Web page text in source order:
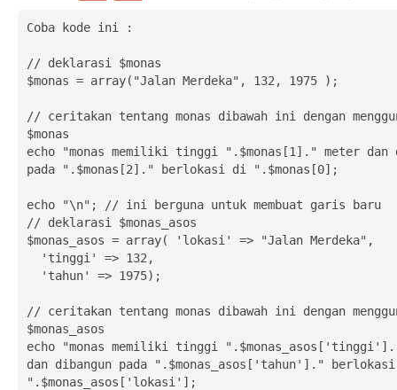
Coba kode ini :
// deklarasi $monas
$monas = array("Jalan Merdeka", 132, 1975 );
// ceritakan tentang monas dibawah ini dengan
$monas
echo "monas memiliki tinggi ".$monas[1]." meter dan
pada ".$monas[2]." berlokasi di ".$monas[0];
echo "\n"; // ini berguna untuk membuat garis baru
// deklarasi $monas_asos
$monas_asos = array( 'lokasi' => "Jalan Merdeka",
// ceritakan tentang monas dibawah ini dengan
$monas_asos
echo "monas memiliki tinggi
dan dibangun pada ".$monas_asos['tahun']."
".$monas_asos['lokasi'];